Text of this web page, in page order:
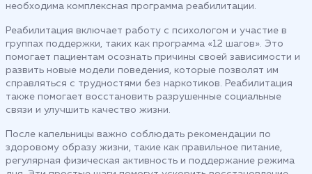
необходима комплексная программа реабилитации.
Реабилитация включает работу с психологом и участие в
группах поддержки, таких как программа «12 шагов». Это
помогает пациентам осознать причины своей зависимости и
развить новые модели поведения, которые позволят им
справляться с трудностями без наркотиков. Реабилитация
также помогает восстановить разрушенные социальные
связи и улучшить качество жизни.
После капельницы важно соблюдать рекомендации по
здоровому образу жизни, такие как правильное питание,
регулярная физическая активность и поддержание режима